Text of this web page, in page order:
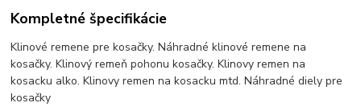
Kompletné špecifikácie
Klinové remene pre kosačky. Náhradné klinové remene na
kosačky. Klinový remeň pohonu kosačky. Klinovy remen na
kosacku alko. Klinovy remen na kosacku mtd. Náhradné diely pre
kosačky